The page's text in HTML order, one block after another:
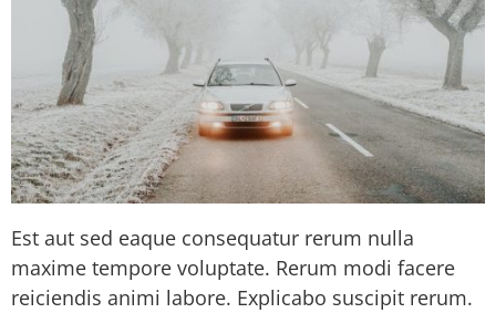
Est aut sed eaque consequatur rerum nulla
maxime tempore voluptate. Rerum modi facere
reiciendis animi labore. Explicabo suscipit rerum.